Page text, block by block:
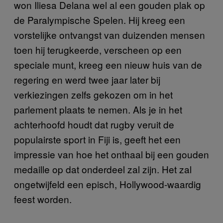
won Iliesa Delana wel al een gouden plak op
de Paralympische Spelen. Hij kreeg een
vorstelijke ontvangst van duizenden mensen
toen hij terugkeerde, verscheen op een
speciale munt, kreeg een nieuw huis van de
regering en werd twee jaar later bij
verkiezingen zelfs gekozen om in het
parlement plaats te nemen. Als je in het
achterhoofd houdt dat rugby veruit de
populairste sport in Fiji is, geeft het een
impressie van hoe het onthaal bij een gouden
medaille op dat onderdeel zal zijn. Het zal
ongetwijfeld een episch, Hollywood-waardig
feest worden.